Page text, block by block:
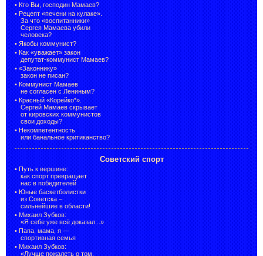
• Кто Вы, господин Мамаев?
• Рецепт «печени на кулаке».
За что «воспитанники»
Сергея Мамаева убили
человека?
• Якобы коммунист?
• Как «уважает» закон
депутат-коммунист Мамаев?
• «Законнику»
закон не писан?
• Коммунист Мамаев
не согласен с Лениным?
• Красный «Корейко*».
Сергей Мамаев скрывает
от кировских коммунистов
свои доходы?
• Некомпетентность
или банальное критиканство?
Советский спорт
• Путь к вершине:
как спорт превращает
нас в победителей
• Юные баскетболистки
из Советска –
сильнейшие в области!
• Михаил Зубков:
«Я себе уже всё доказал...»
• Папа, мама, я —
спортивная семья
• Михаил Зубков:
«Лучше пожалеть о том,